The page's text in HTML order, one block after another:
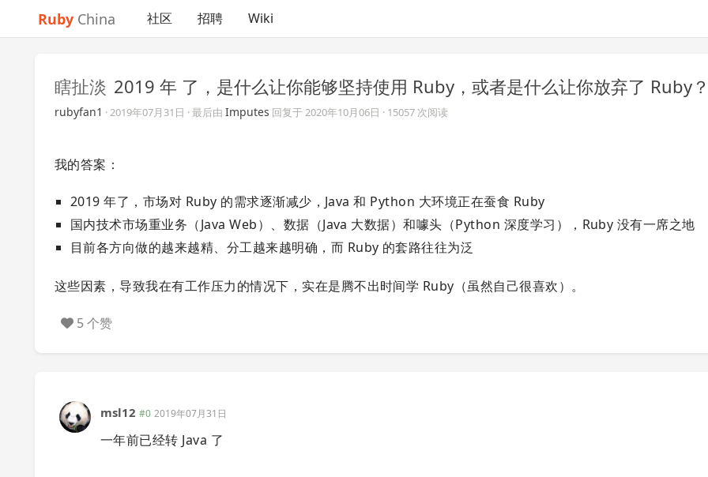
Ruby China 社区 招聘 Wiki
瞎扯淡 2019 年 了，是什么让你能够坚持使用 Ruby，或者是什么让你放弃了 Ruby
rubyfan1 ·2019年07月31日 · 最后由 Imputes 回复于2020年10月06日 · 15057 次阅读
我的答案：
2019 年了，市场对 Ruby 的需求逐渐减少，Java 和 Python 大环境正在蚕食 Ruby
国内技术市场重业务（Java Web）、数据（Java 大数据）和噱头（Python 深度学习），Ruby 没有一席之地
目前各方向做的越来越精、分工越来越明确，而 Ruby 的套路往往为泛
这些因素，导致我在有工作压力的情况下，实在是腾不出时间学 Ruby（虽然自己很喜欢）。
5 个赞
msl12 #0 2019年07月31日
一年前已经转 Java 了